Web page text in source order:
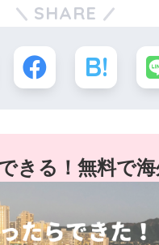
SHARE
きる！無料で海